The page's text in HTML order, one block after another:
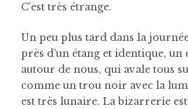
C’est très étrange.
Un peu plus tard dans la
près d’un étang et identique,
autour de nous, qui avale tous
comme un trou noir avec la
est très lunaire. La bizarrerie